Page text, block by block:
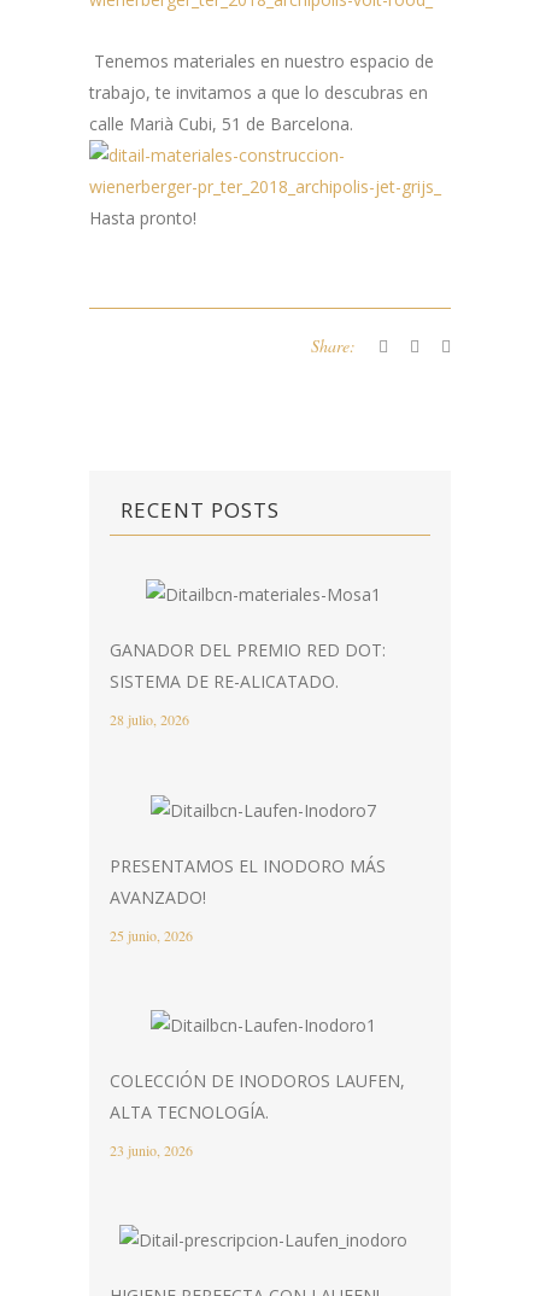
Tenemos materiales en nuestro espacio de
trabajo, te invitamos a que lo descubras en
calle Marià Cubi, 51 de Barcelona.
Hasta pronto!
Share:
RECENT POSTS
GANADOR DEL PREMIO RED DOT:
SISTEMA DE RE-ALICATADO.
28 julio, 2026
PRESENTAMOS EL INODORO MÁS
AVANZADO!
25 junio, 2026
COLECCIÓN DE INODOROS LAUFEN,
ALTA TECNOLOGÍA.
23 junio, 2026